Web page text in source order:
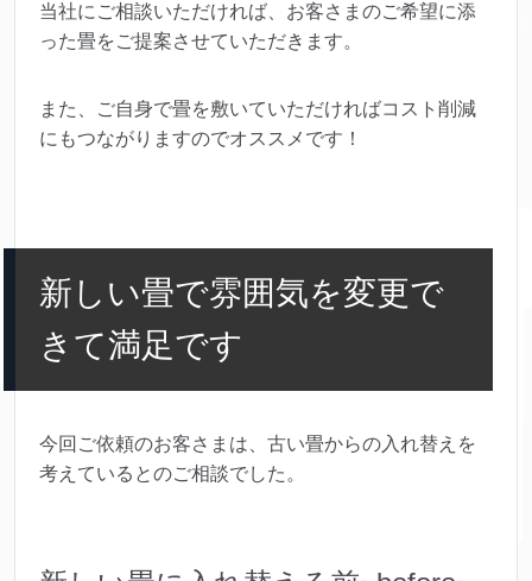
当社にご相談いただければ、お客さまのご希望に添
った畳をご提案させていただきます。
また、ご自身で畳を敷いていただければコスト削減
にもつながりますのでオススメです！
新しい畳で雰囲気を変更で
きて満足です
今回ご依頼のお客さまは、古い畳からの入れ替えを
考えているとのご相談でした。